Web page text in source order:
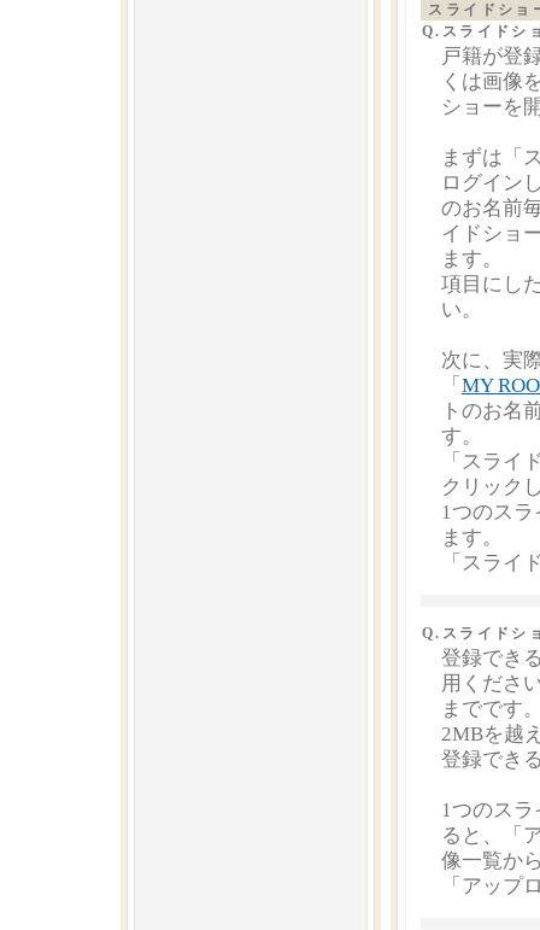
スライドショ
Q.スライドシ
戸籍が登
くは画像
ショーを
まずは「
ログイン
のお名前
イドショ
ます。
項目にし
い。
次に、実
「 MY
トのお名
す。
「スライ
クリック
1つのス
ます。
「スライ
Q.スライドシ
登録でき
用くださ
までです
2MBを越
登録でき
1つのス
ると、「
像一覧か
「アップ